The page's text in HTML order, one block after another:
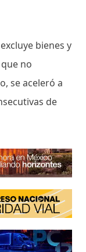
bienes y
no
se aceleró a
de